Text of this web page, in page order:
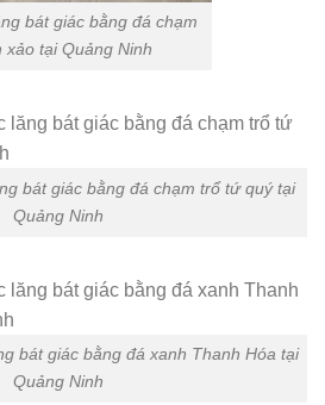
bát giác bằng đá chạm
xảo tại Quảng Ninh
bát giác bằng đá chạm trổ tứ quý tại
Quảng Ninh
bát giác bằng đá xanh Thanh Hóa tại
Quảng Ninh